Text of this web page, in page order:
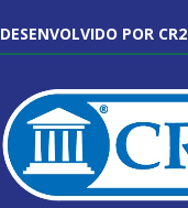
DESENVOLVIDO POR CR2